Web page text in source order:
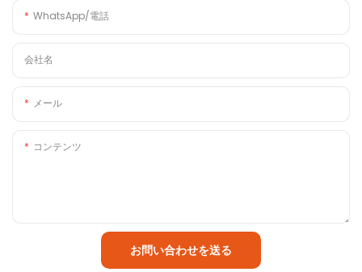
WhatsApp/電話
会社名
メール
コンテンツ
お問い合わせを送る